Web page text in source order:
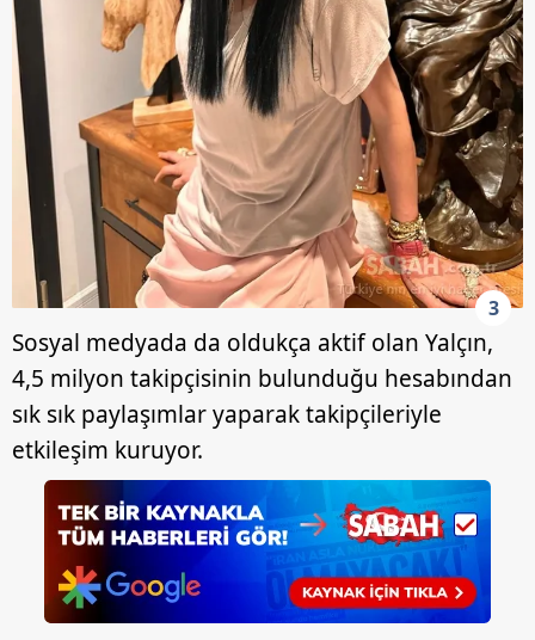
3
Sosyal medyada da oldukça aktif olan Yalçın,
4,5 milyon takipçisinin bulunduğu hesabından
sık sık paylaşımlar yaparak takipçileriyle
etkileşim kuruyor.